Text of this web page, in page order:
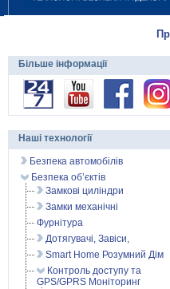
Більше інформації
Наші технології
Безпека автомобілів
Безпека об’єктів
Замкові циліндри
Замки механічні
Фурнітура
Дотягувачі, Завіси,
Smart Home Розумний Дім
Контроль доступу та
GPS/GPRS Моніторинг